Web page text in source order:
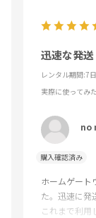
迅速な発送
レンタル期間:7
実際に使ってみ
no
購入確認済み
ホームゲート
た。迅速に発
これまで利用